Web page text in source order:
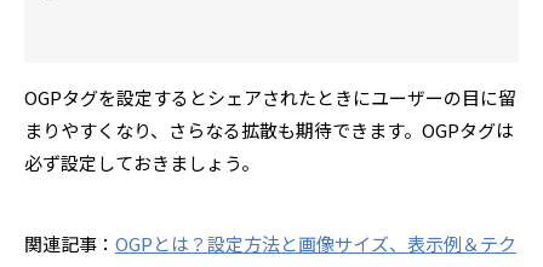
OGPタグを設定するとシェアされたときにユーザーの目に留
まりやすくなり、さらなる拡散も期待できます。OGPタグは
必ず設定しておきましょう。
関連記事： OGPとは？設定方法と画像サイズ、表示例＆テク